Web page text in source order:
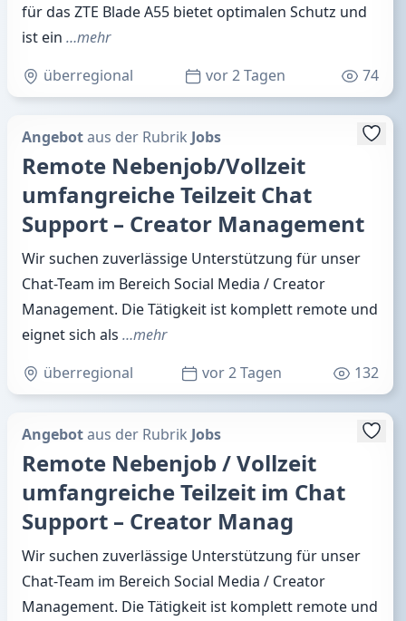
für das ZTE Blade A55 bietet optimalen Schutz und
ist ein …mehr
überregional
vor 2 Tagen 74
Angebotaus der Rubrik Jobs
Remote Nebenjob/Vollzeit
umfangreiche Teilzeit Chat
Support – Creator Management
Wir suchen zuverlässige Unterstützung für unser
Chat-Team im Bereich Social Media / Creator
Management. Die Tätigkeit ist komplett remote und
eignet sich als …mehr
überregional
vor 2 Tagen 132
Angebotaus der Rubrik Jobs
Remote Nebenjob / Vollzeit
umfangreiche Teilzeit im Chat
Support – Creator Manag
Wir suchen zuverlässige Unterstützung für unser
Chat-Team im Bereich Social Media / Creator
Management. Die Tätigkeit ist komplett remote und